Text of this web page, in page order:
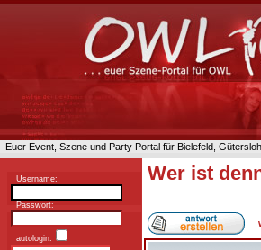
Euer Event, Szene und Party Portal für Bielefeld,
Username:
Passwort:
autologin:
Wer ist